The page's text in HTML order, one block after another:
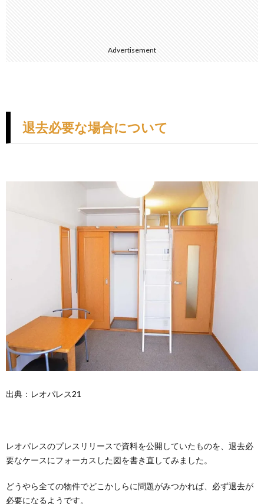
Advertisement
退去必要な場合について
出典： レオパレス21
レオパレスのプレスリリースで資料を公開していたものを、退去必
要なケースにフォーカスした図を書き直してみました。
どうやら全ての物件でどこかしらに問題がみつかれば、必ず退去が
必要になるようです。